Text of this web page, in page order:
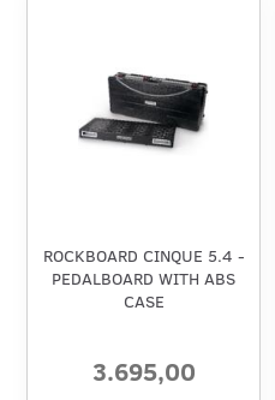
ROCKBOARD CINQUE 5.4 -
PEDALBOARD WITH ABS
CASE
3.695,00